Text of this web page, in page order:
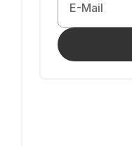
E-Mail